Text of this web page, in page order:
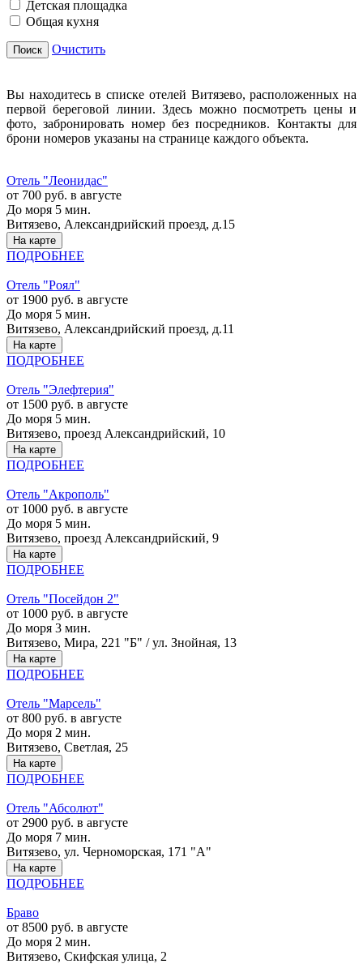
Детская площадка
Общая кухня
Поиск Очистить
Вы находитесь в списке отелей Витязево, расположенных на
первой береговой линии. Здесь можно посмотреть цены и
фото, забронировать номер без посредников. Контакты для
брони номеров указаны на странице каждого объекта.
Отель "Леонидас"
от 700 руб. в августе
До моря 5 мин.
Витязево, Александрийский проезд, д.15
На карте
ПОДРОБНЕЕ
Отель "Роял"
от 1900 руб. в августе
До моря 5 мин.
Витязево, Александрийский проезд, д.11
На карте
ПОДРОБНЕЕ
Отель "Элефтерия"
от 1500 руб. в августе
До моря 5 мин.
Витязево, проезд Александрийский, 10
На карте
ПОДРОБНЕЕ
Отель "Акрополь"
от 1000 руб. в августе
До моря 5 мин.
Витязево, проезд Александрийский, 9
На карте
ПОДРОБНЕЕ
Отель "Посейдон 2"
от 1000 руб. в августе
До моря 3 мин.
Витязево, Мира, 221 "Б" / ул. Знойная, 13
На карте
ПОДРОБНЕЕ
Отель "Марсель"
от 800 руб. в августе
До моря 2 мин.
Витязево, Светлая, 25
На карте
ПОДРОБНЕЕ
Отель "Абсолют"
от 2900 руб. в августе
До моря 7 мин.
Витязево, ул. Черноморская, 171 "А"
На карте
ПОДРОБНЕЕ
Браво
от 8500 руб. в августе
До моря 2 мин.
Витязево, Скифская улица, 2